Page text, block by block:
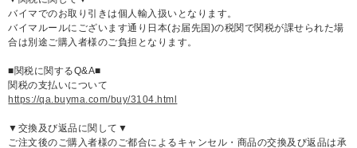
バイマでのお取り引きは個人輸入扱いとなります。
バイマルールにございます通り日本(お届先国)の税関で関税が課せられた場
合は別途ご購入者様のご負担となります。
■関税に関するQ&A■
関税の支払いについて
https://qa.buyma.com/buy/3104.html
▼交換及び返品に関して▼
ご注文後のご購入者様のご都合によるキャンセル・商品の交換及び返品は承